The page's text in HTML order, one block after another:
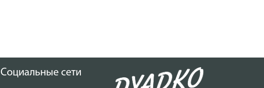
Социальные сети